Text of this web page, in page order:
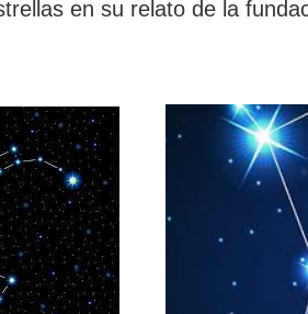
en su relato de la